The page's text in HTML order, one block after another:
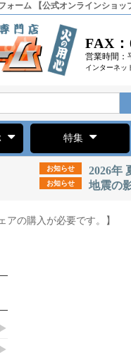
ーム 【公式オンラインショッ
FAX
営業時間：
インターネッ
特集
お知らせ 2026年
お知らせ 地震の
の購入が必要です。】